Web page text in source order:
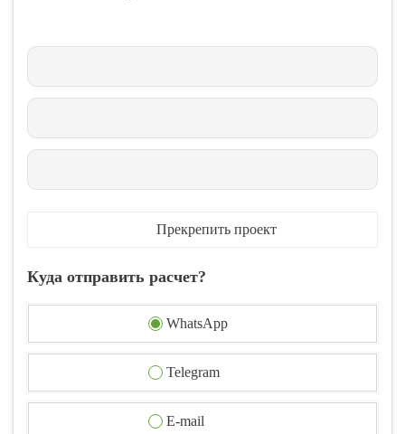
Прекрепить проект
Куда отправить расчет?
WhatsApp
Telegram
E-mail